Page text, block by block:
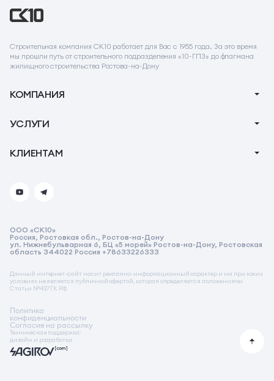
Строительная компания СК10 работает для Вас с 1955 года. За это время
мы прошли путь от строительного подразделения «10-ГПЗ» до флагмана
жилищного строительства Ростова-на-Дону
КОМПАНИЯ
О компании
Акции
УСЛУГИ
Ипотека
КЛИЕНТАМ
Контакты
Реквизиты СК10
Реквизиты на услугу бронирования
ООО «СК10»
Россия, Ростовкая обл., Ростов-на-Дону
ул. Нижнебульварная 6, БЦ «5 морей» Ростов-на-Дону, Ростовская
область 344022 Россия +78633226333
Данный интернет-сайт носит рекламно-информационный характер и ни при каких
условиях не является публичной офертой, которая определяется положениями
Статьи №437 ГК РФ.
Политика
конфиденциальности
Согласие на рассылку
Техническая поддержка:
дизайн и разработка